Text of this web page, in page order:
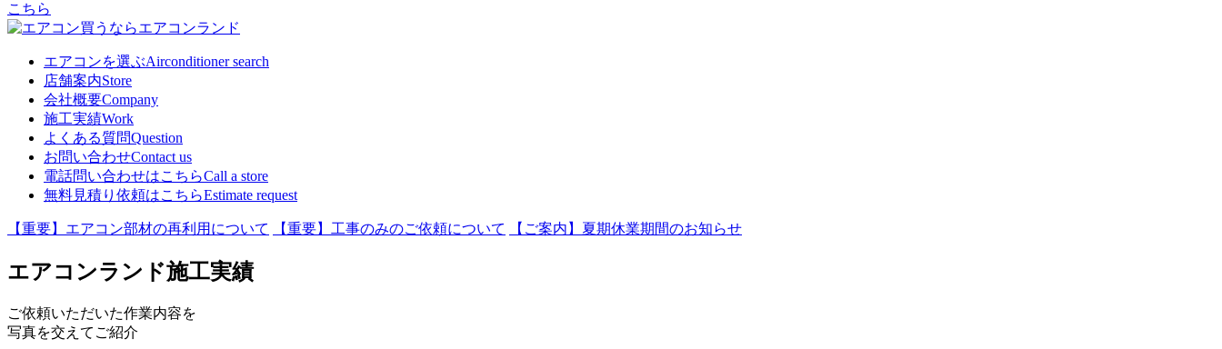
こちら
エアコンを選ぶAirconditioner search
店舗案内Store
会社概要Company
施工実績Work
よくある質問Question
お問い合わせContact us
電話問い合わせはこちらCall a store
無料見積り依頼はこちらEstimate request
【重要】エアコン部材の再利用について 【重要】工事のみのご依頼について 【ご案内】夏期休業期間のお知らせ
エアコンランド施工実績
ご依頼いただいた作業内容を
写真を交えてご紹介